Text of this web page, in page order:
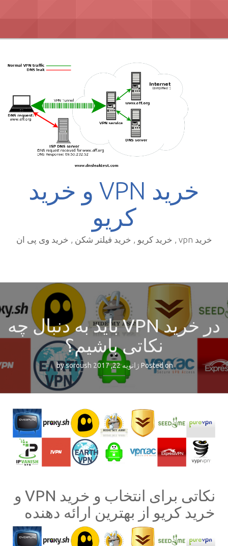
خرید VPN و خرید
کریو
خرید vpn , خرید کریو , خرید فیلتر شکن , خرید وی پی ان
در خرید VPN باید به دنبال چه
نکاتی باشیم؟
Posted on ژانویه 22, 2017 soroush
نکاتی برای انتخاب و خرید VPN و
خرید کریو از بهترین ارائه دهنده